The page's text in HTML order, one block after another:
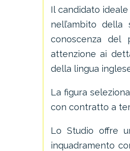
Il candidato
nell’ambito
conoscenza del
attenzione ai
della lingua
La figura
con contratto a
Lo Studio offre
inquadramento